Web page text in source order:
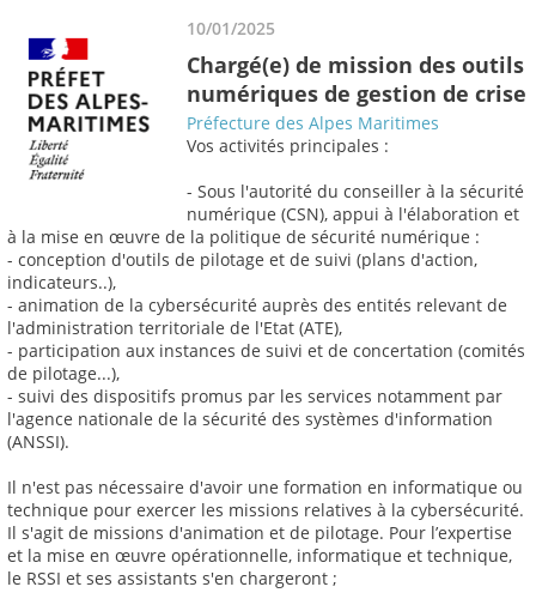
10/01/2025
Chargé(e) de mission des outils
numériques de gestion de crise
Préfecture des Alpes Maritimes
Vos activités principales :
- Sous l'autorité du conseiller à la sécurité
numérique (CSN), appui à l'élaboration et
à la mise en œuvre de la politique de sécurité numérique :
- conception d'outils de pilotage et de suivi (plans d'action,
indicateurs..),
- animation de la cybersécurité auprès des entités relevant de
l'administration territoriale de l'Etat (ATE),
- participation aux instances de suivi et de concertation (comités
de pilotage...),
- suivi des dispositifs promus par les services notamment par
l'agence nationale de la sécurité des systèmes d'information
(ANSSI).
Il n'est pas nécessaire d'avoir une formation en informatique ou
technique pour exercer les missions relatives à la cybersécurité.
Il s'agit de missions d'animation et de pilotage. Pour l’expertise
et la mise en œuvre opérationnelle, informatique et technique,
le RSSI et ses assistants s'en chargeront ;